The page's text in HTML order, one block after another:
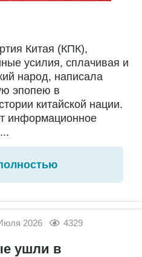
Китая (КПК),
усилия, сплачивая и
народ, написала
эпопею в
китайской нации.
информационное
2026 4329
ушли в